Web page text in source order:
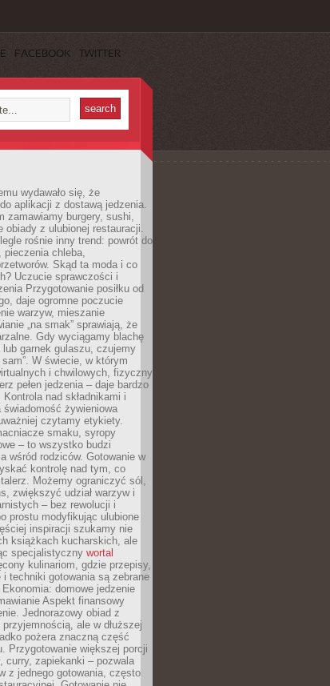
FACEBOOK TWITTER
wydawało się, że
aplikacji z dostawą jedzenia.
zamawiamy burgery, sushi,
obiady z ulubionej restauracji.
rośnie inny trend: powrót do
pieczenia chleba,
Skąd ta moda i co
Uczucie sprawczości i
Przygotowanie posiłku od
daje ogromne poczucie
warzyw, mieszanie
„na smak” sprawiają, że
Gdy wyciągamy blachę
garnek gulaszu, czujemy
sam”. W świecie, w którym
i chwilowych, fizyczny
pełen jedzenia – daje bardzo
nad składnikami i
świadomość żywieniowa
czytamy etykiety.
smaku, syropy
– to wszystko budzi
wśród rodziców. Gotowanie w
kontrolę nad tym, co
Możemy ograniczyć sól,
zwiększyć udział warzyw i
– bez rewolucji i
prostu modyfikując ulubione
inspiracji szukamy nie
książkach kucharskich, ale
specjalistyczny wortal
kulinariom, gdzie przepisy,
i techniki gotowania są zebrane
domowe jedzenie
Aspekt finansowy
Jednorazowy obiad z
ale w dłuższej
pożera znaczną część
Przygotowanie większej porcji
curry, zapiekanki – pozwala
z jednego gotowania, często